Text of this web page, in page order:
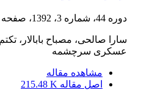
دوره 44، شماره 3، 1392، صفحه
سارا صالحی، مصباح بابالار،
عسکری سرچشمه
مشاهده مقاله
اصل مقاله 215.48 K